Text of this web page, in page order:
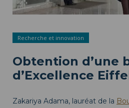
Recherche et innovation
Obtention d’une
d’Excellence
Zakariya Adama, lauréat de la